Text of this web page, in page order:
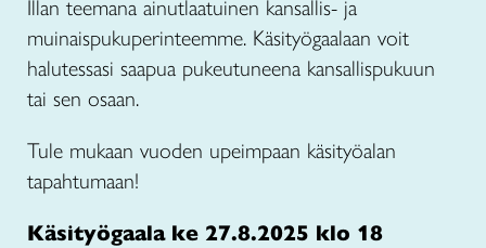
Illan teemana ainutlaatuinen kansallis- ja
muinaispukuperinteemme. Käsityögaalaan voit
halutessasi saapua pukeutuneena kansallispukuun
tai sen osaan.
Tule mukaan vuoden upeimpaan käsityöalan
tapahtumaan!
Käsityögaala ke 27.8.2025 klo 18